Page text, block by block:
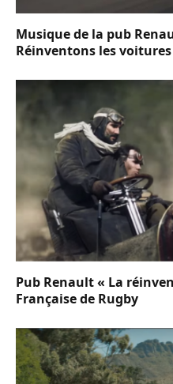
Musique de la pub
Réinventons les
Pub Renault « La
Française de Rugby